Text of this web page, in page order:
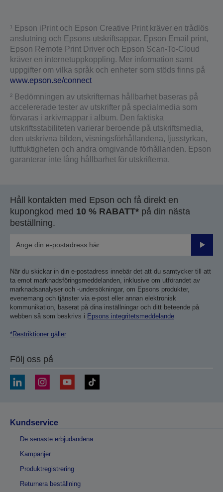
¹ Epson iPrint och Epson Creative Print kräver en trådlös
anslutning och Epsons utskriftsappar. Epson Email print,
Epson Remote Print Driver och Epson Scan-To-Cloud
kräver en internetuppkoppling. Mer information samt
uppgifter om vilka språk och enheter som stöds finns på
www.epson.se/connect
² Bedömningen av utskrifternas hållbarhet baseras på
accelererade tester av utskrifter på specialmedia som
förvaras i arkivmappar i album. Den faktiska
utskriftsstabiliteten varierar beroende på utskriftsmedia,
den utskrivna bilden, visningsförhållandena, ljusstyrkan,
luftfuktigheten och andra omgivande förhållanden. Epson
garanterar inte lång hållbarhet för utskrifterna.
Håll kontakten med Epson och få direkt en
kupongkod med 10 % RABATT* på din nästa
beställning.
Skicka
När du skickar in din e-postadress innebär det att du samtycker till att
ta emot marknadsföringsmeddelanden, inklusive om utförandet av
marknadsanalyser och -undersökningar, om Epsons produkter,
evenemang och tjänster via e-post eller annan elektronisk
kommunikation, baserat på dina inställningar och ditt beteende på
webben så som beskrivs i Epsons integritetsmeddelande
*Restriktioner gäller
Följ oss på
Kundservice
De senaste erbjudandena
Kampanjer
Produktregistrering
Returnera beställning